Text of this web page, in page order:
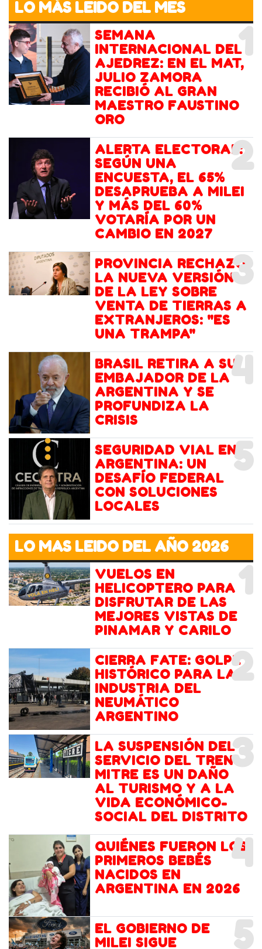
LO MÁS LEIDO DEL MES
1
SEMANA
INTERNACIONAL DEL
AJEDREZ: EN EL MAT,
JULIO ZAMORA
RECIBIÓ AL GRAN
MAESTRO FAUSTINO
ORO
2
ALERTA ELECTORAL:
SEGÚN UNA
ENCUESTA, EL 65%
DESAPRUEBA A MILEI
Y MÁS DEL 60%
VOTARÍA POR UN
CAMBIO EN 2027
3
PROVINCIA RECHAZÓ
LA NUEVA VERSIÓN
DE LA LEY SOBRE
VENTA DE TIERRAS A
EXTRANJEROS: "ES
UNA TRAMPA"
4
BRASIL RETIRA A SU
EMBAJADOR DE LA
ARGENTINA Y SE
PROFUNDIZA LA
CRISIS
5
SEGURIDAD VIAL EN
ARGENTINA: UN
DESAFÍO FEDERAL
CON SOLUCIONES
LOCALES
LO MAS LEIDO DEL AÑO 2026
1
VUELOS EN
HELICOPTERO PARA
DISFRUTAR DE LAS
MEJORES VISTAS DE
PINAMAR Y CARILO
2
CIERRA FATE: GOLPE
HISTÓRICO PARA LA
INDUSTRIA DEL
NEUMÁTICO
ARGENTINO
3
LA SUSPENSIÓN DEL
SERVICIO DEL TREN
MITRE ES UN DAÑO
AL TURISMO Y A LA
VIDA ECONÓMICO-
SOCIAL DEL DISTRITO
4
QUIÉNES FUERON LOS
PRIMEROS BEBÉS
NACIDOS EN
ARGENTINA EN 2026
5
EL GOBIERNO DE
MILEI SIGUE